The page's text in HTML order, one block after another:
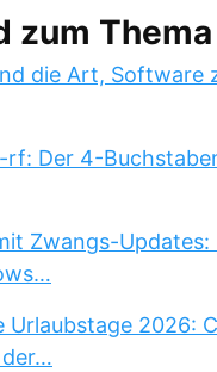
zum
die Art, Software
rf: Der 4-
Zwangs-Updates:
Urlaubstage 2026: